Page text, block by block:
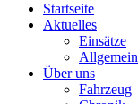
Startseite
Aktuelles
Einsätze
Allgemein
Über uns
Fahrzeug